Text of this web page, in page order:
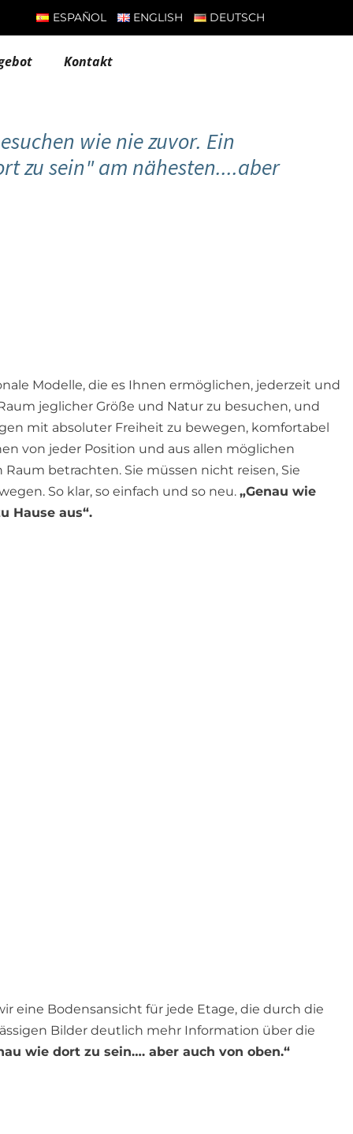
ESPAÑOL ENGLISH DEUTSCH
Kontakt
wie nie zuvor. Ein
zu sein" am nähesten....aber
Modelle, die es Ihnen ermöglichen, jederzeit und
jeglicher Größe und Natur zu besuchen, und
mit absoluter Freiheit zu bewegen, komfortabel
von jeder Position und aus allen möglichen
betrachten. Sie müssen nicht reisen, Sie
So klar, so einfach und so neu. „Genau wie
Hause aus“.
eine Bodensansicht für jede Etage, die durch die
Bilder deutlich mehr Information über die
wie dort zu sein…. aber auch von oben.“